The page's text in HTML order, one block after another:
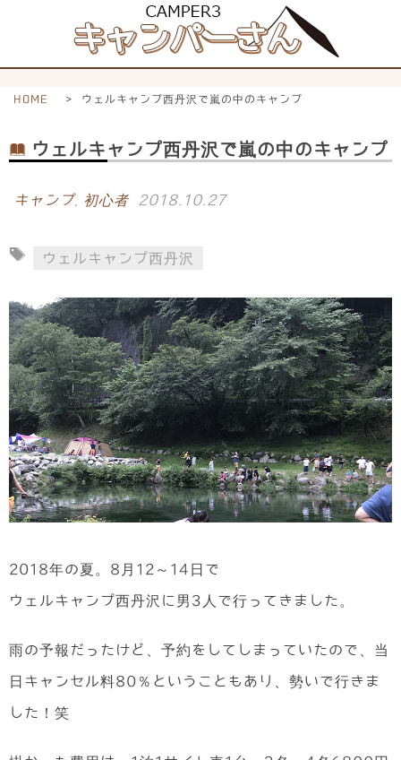
HOME > ウェルキャンプ西丹沢で嵐の中のキャンプ
ウェルキャンプ西丹沢で嵐の中のキャンプ
キャンプ, 初心者 2018.10.27
ウェルキャンプ西丹沢
2018年の夏。8月12～14日で
ウェルキャンプ西丹沢に男3人で行ってきました。
雨の予報だったけど、予約をしてしまっていたので、当
日キャンセル料80％ということもあり、勢いで行きま
した！笑